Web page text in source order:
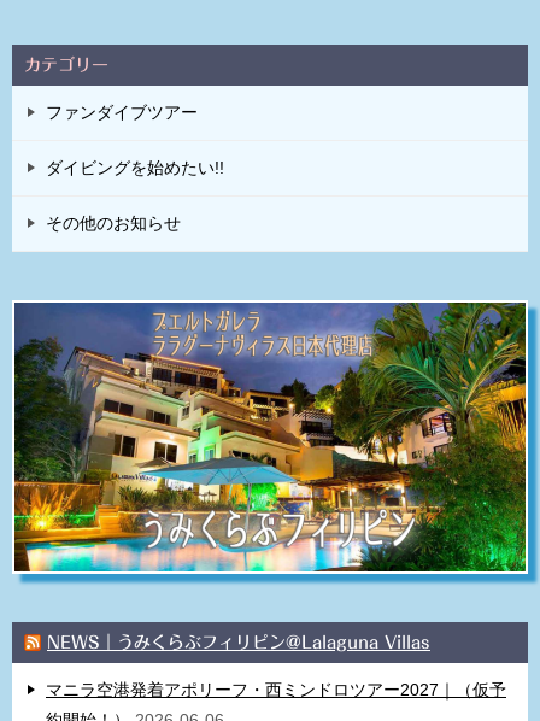
カテゴリー
ファンダイブツアー
ダイビングを始めたい!!
その他のお知らせ
NEWS｜うみくらぶフィリピン@Lalaguna Villas
マニラ空港発着アポリーフ・西ミンドロツアー2027｜（仮予